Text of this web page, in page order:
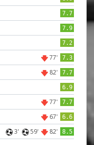
7.7
7.9
7.2
77' 7.3
82' 7.7
6.9
77' 7.7
67' 6.6
3' 59' 82' 8.5